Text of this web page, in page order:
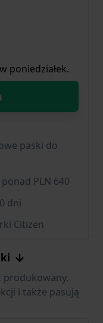
poniedziałek.
paski do
PLN 640
dni
Citizen
produkowany.
i także pasują